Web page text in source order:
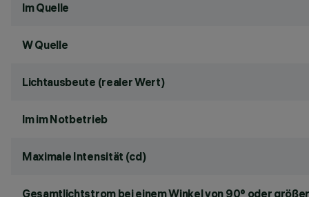
lm Quelle
W Quelle
Lichtausbeute (realer Wert)
lm im Notbetrieb
Maximale Intensität (cd)
Gesamtlichtstrom bei einem Winkel von 90° oder